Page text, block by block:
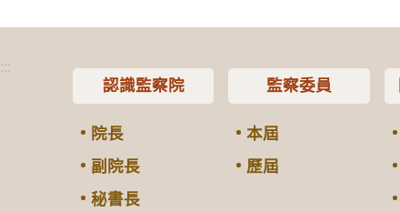
:::
認識監察院
院長
副院長
秘書長
監察委員
本屆
歷屆